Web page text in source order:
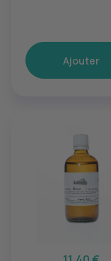
Ajouter